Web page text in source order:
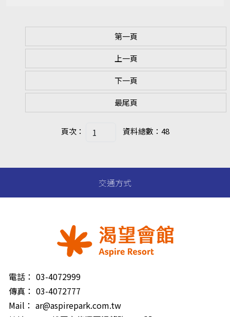
第一頁
上一頁
下一頁
最尾頁
頁次： 資料總數：48
交通方式
電話： 03-4072999
傳真： 03-4072777
Mail： ar@aspirepark.com.tw